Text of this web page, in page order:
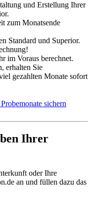
und Erstellung Ihrer
zum Monatsende
Standard und Superior.
im Voraus berechnet.
erhalten Sie
gezahlten Monate sofort
sichern
Ihrer
oder Ihre
an und füllen dazu das